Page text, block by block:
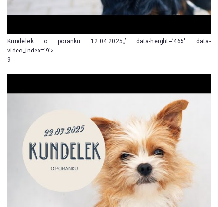
Kundelek o poranku 12.04.2025„’ data-height=’465′ data-
video_index=’9’>
9